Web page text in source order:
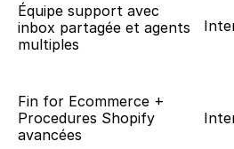
Équipe support avec
inbox partagée et agents
multiples
Fin for Ecommerce +
Procedures Shopify
avancées